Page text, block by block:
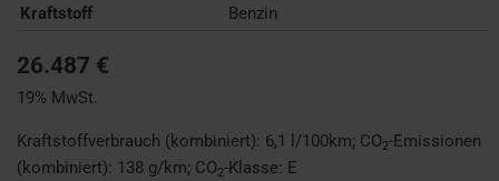
Kraftstoff
Benzin
26.487 €
19% MwSt.
Kraftstoffverbrauch (kombiniert): 6,1 l/100km; CO2-Emissionen
(kombiniert): 138 g/km; CO2-Klasse: E